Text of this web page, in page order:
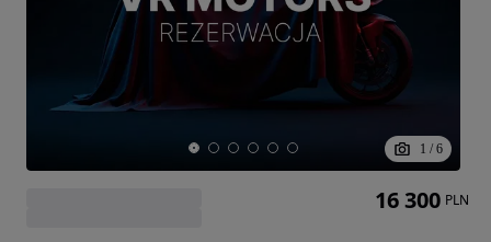
1 / 6
16 300 PLN